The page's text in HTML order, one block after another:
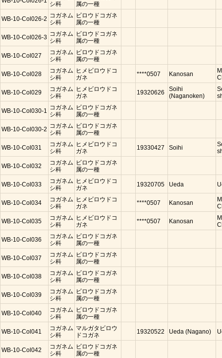
シ科
属の一種
WB-10-Col026-2 コガネム
シ科
ビロウドコガネ
属の一種
WB-10-Col026-3 コガネム
シ科
ビロウドコガネ
属の一種
WB-10-Col027
コガネム
シ科
ビロウドコガネ
属の一種
WB-10-Col028
コガネム
シ科
ヒメビロウドコ
ガネ
****0507 Kanosan
WB-10-Col029
コガネム
シ科
ヒメビロウドコ
ガネ
19320626
Soihi
(Naganoken)
WB-10-Col030-1 コガネム
シ科
ビロウドコガネ
属の一種
WB-10-Col030-2 コガネム
シ科
ビロウドコガネ
属の一種
WB-10-Col031
コガネム
シ科
ヒメビロウドコ
ガネ
19330427 Soihi
WB-10-Col032
コガネム
シ科
ビロウドコガネ
属の一種
WB-10-Col033
コガネム
シ科
ヒメビロウドコ
ガネ
19320705 Ueda
WB-10-Col034
コガネム
シ科
ヒメビロウドコ
ガネ
****0507 Kanosan
WB-10-Col035
コガネム
シ科
ヒメビロウドコ
ガネ
****0507 Kanosan
WB-10-Col036
コガネム
シ科
ビロウドコガネ
属の一種
WB-10-Col037
コガネム
シ科
ビロウドコガネ
属の一種
WB-10-Col038
コガネム
シ科
ビロウドコガネ
属の一種
WB-10-Col039
コガネム
シ科
ビロウドコガネ
属の一種
WB-10-Col040
コガネム
シ科
ビロウドコガネ
属の一種
WB-10-Col041
コガネム
シ科
マルガタビロウ
ドコガネ
19320522 Ueda (Nagano)
WB-10-Col042
コガネム
シ科
ビロウドコガネ
属の一種